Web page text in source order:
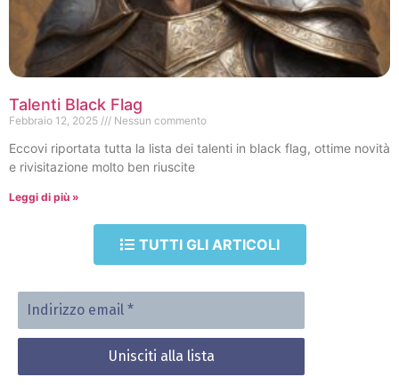
Talenti Black Flag
Febbraio 12, 2025 Nessun commento
Eccovi riportata tutta la lista dei talenti in black flag, ottime novità
e rivisitazione molto ben riuscite
Leggi di più »
TUTTI GLI ARTICOLI
Indirizzo
email
*